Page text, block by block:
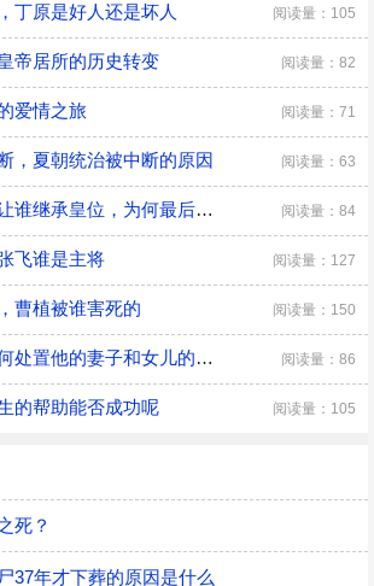
丁原是好人还是坏人 阅读量：105
帝居所的历史转变 阅读量：82
爱情之旅 阅读量：71
，夏朝统治被中断的原因 阅读量：63
秦始皇死前遗诏是让谁继承皇位，为何最后是胡亥继位 阅读量：84
飞谁是主将 阅读量：127
曹植被谁害死的 阅读量：150
​岳飞死后秦桧是如何处置他的妻子和女儿的，秦桧怎么处置岳飞家人的 阅读量：86
的帮助能否成功呢 阅读量：105
死？
37年才下葬的原因是什么